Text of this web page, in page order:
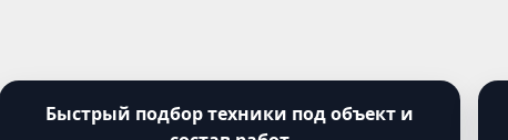
Быстрый подбор техники под объект и